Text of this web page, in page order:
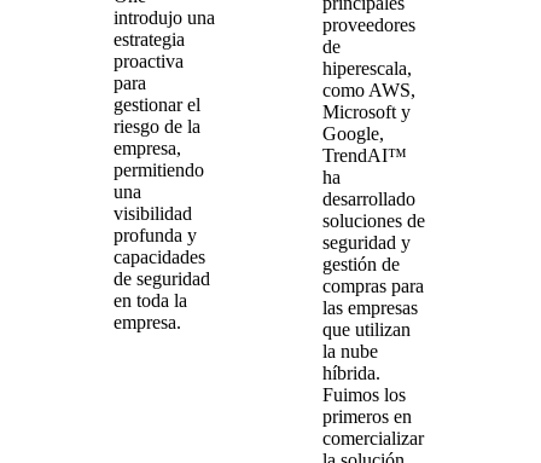
introdujo una
estrategia
proactiva
para
gestionar el
riesgo de la
empresa,
permitiendo
una
visibilidad
profunda y
capacidades
de seguridad
en toda la
empresa.
proveedores
de
hiperescala,
como AWS,
Microsoft y
Google,
TrendAI™
ha
desarrollado
soluciones de
seguridad y
gestión de
compras para
las empresas
que utilizan
la nube
híbrida.
Fuimos los
primeros en
comercializar